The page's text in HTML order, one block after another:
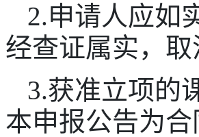
2.申请人应如
经查证属实，
3.获准立项的
本申报公告为